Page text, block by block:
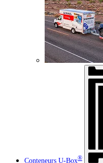
Conteneurs U-Box®